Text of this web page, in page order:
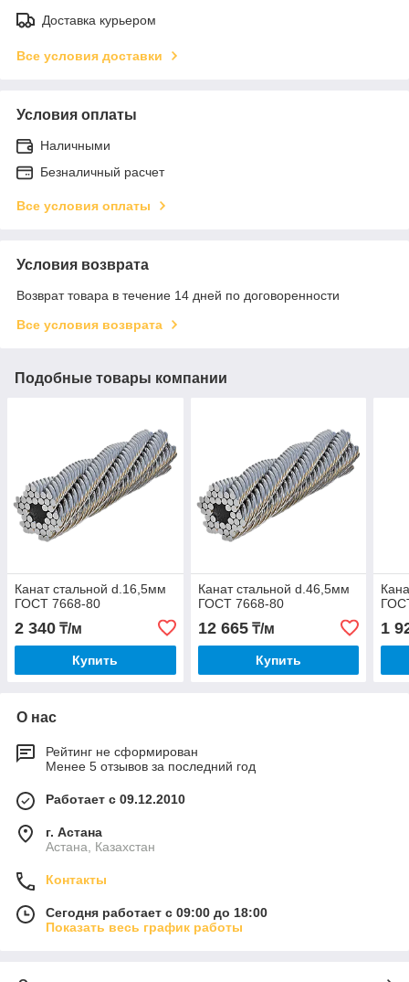
Доставка курьером
Все условия доставки
Условия оплаты
Наличными
Безналичный расчет
Все условия оплаты
Условия возврата
Возврат товара в течение 14 дней по договоренности
Все условия возврата
Подобные товары компании
Канат стальной d.16,5мм
ГОСТ 7668-80
2 340 ₸/м
Купить
Канат стальной d.46,5мм
ГОСТ 7668-80
12 665₸/м
Купить
1
О нас
Рейтинг не сформирован
Менее 5 отзывов за последний год
Работает с 09.12.2010
г. Астана
Астана, Казахстан
Контакты
Сегодня работает с 09:00 до 18:00
Показать весь график работы